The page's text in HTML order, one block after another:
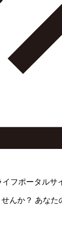
フポータルサ
んか？ あなた